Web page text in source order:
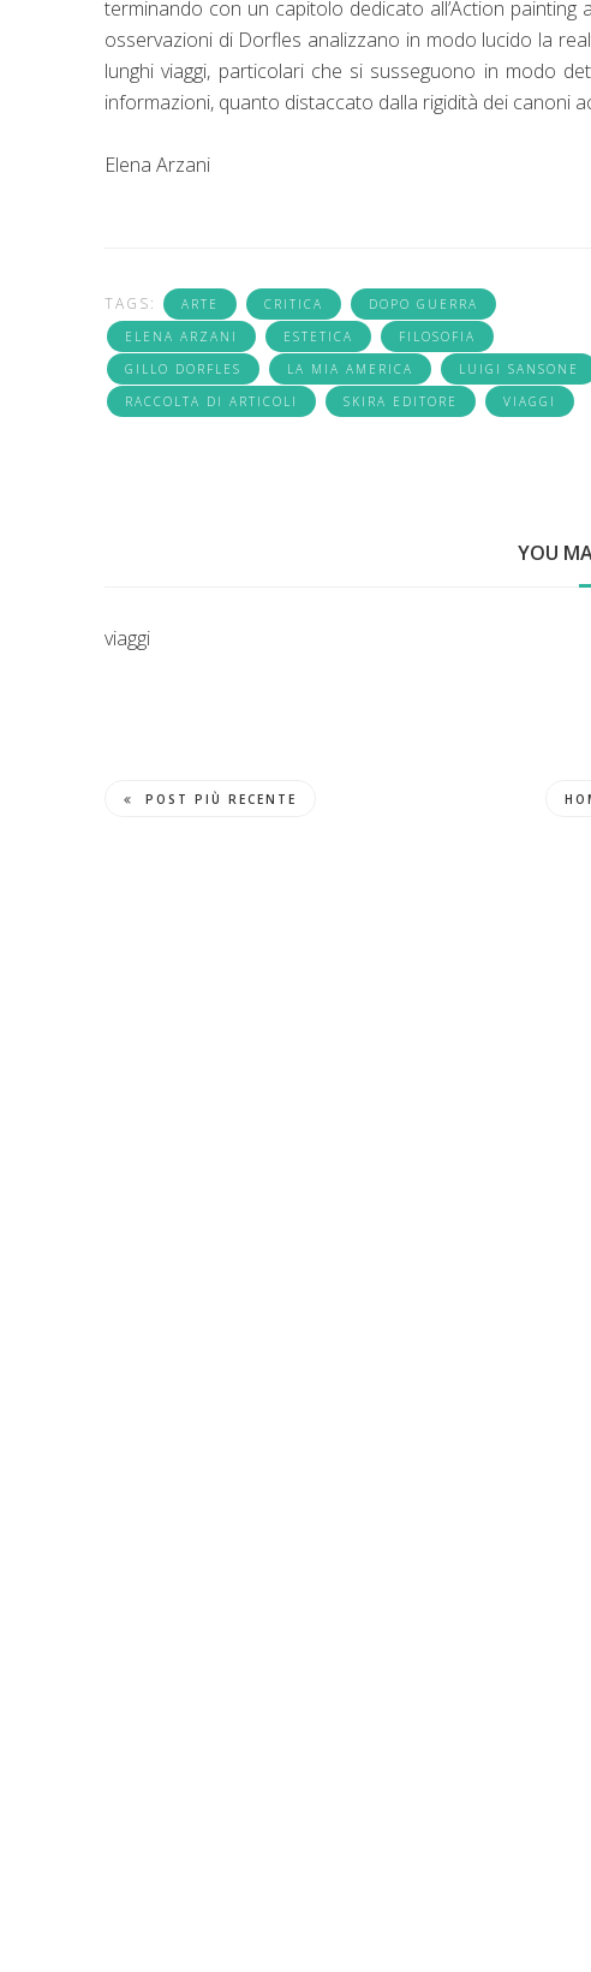
terminando con un capitolo dedicato all’Action painting
osservazioni di Dorfles analizzano in modo lucido la
lunghi viaggi, particolari che si susseguono in modo
informazioni, quanto distaccato dalla rigidità dei canoni
Elena Arzani
TAGS: ARTE CRITICA
DOPO GUERRA
ELENA ARZANI
ESTETICA
FILOSOFIA
GILLO DORFLES
LA MIA AMERICA
LUIGI SANSONE
RACCOLTA DI ARTICOLI
SKIRA EDITORE VIAGGI
YOU
viaggi
POST PIÙ RECENTE